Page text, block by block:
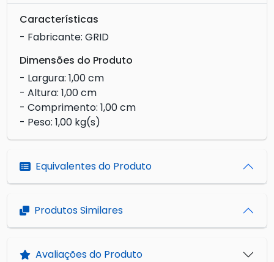
Características
- Fabricante: GRID
Dimensões do Produto
- Largura: 1,00 cm
- Altura: 1,00 cm
- Comprimento: 1,00 cm
- Peso: 1,00 kg(s)
Equivalentes do Produto
Produtos Similares
Avaliações do Produto